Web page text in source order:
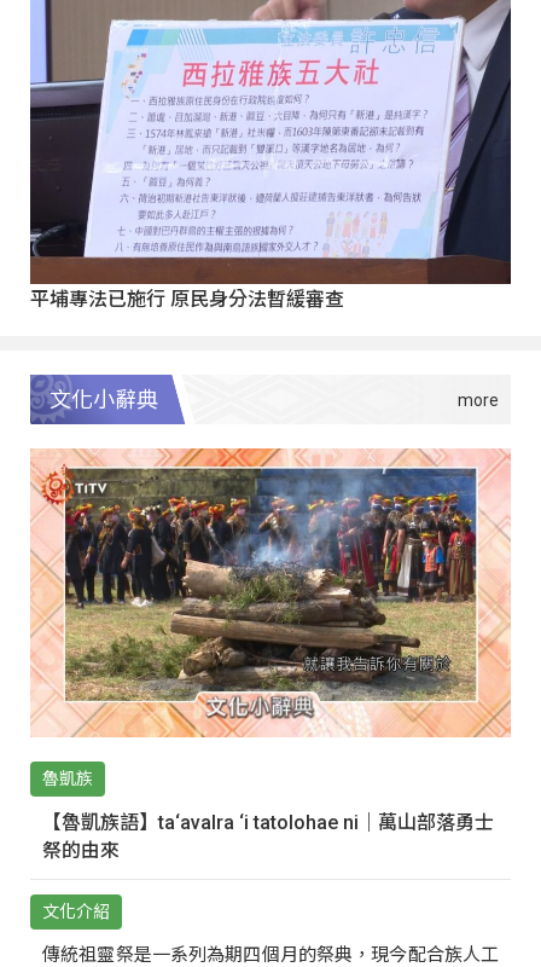
平埔專法已施行 原民身分法暫緩審查
文化小辭典
魯凱族
【魯凱族語】ta‘avalra ‘i tatolohae ni｜萬山部落勇士
祭的由來
文化介紹
傳統祖靈祭是一系列為期四個月的祭典，現今配合族人工